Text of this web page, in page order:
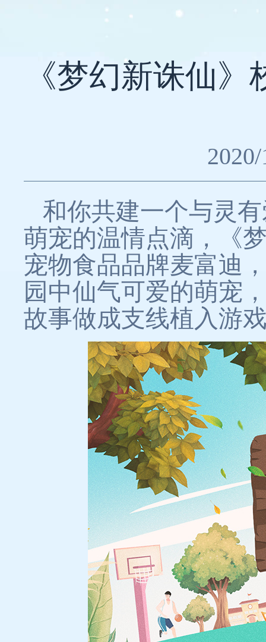
《梦幻新诛仙
和你共建一个与灵
萌宠的温情点滴，《
宠物食品品牌麦富迪
园中仙气可爱的萌宠
故事做成支线植入游